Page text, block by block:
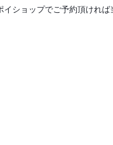
ショップでご予約頂ければ